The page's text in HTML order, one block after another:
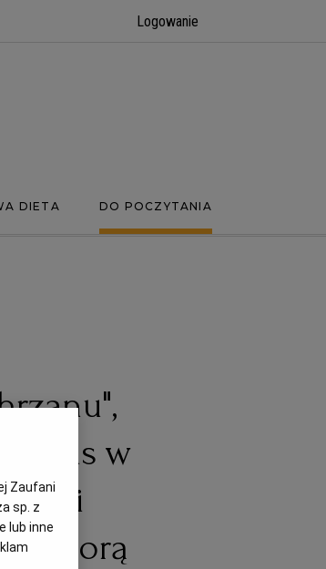
Logowanie
DIETA DO POCZYTANIA
i "mus w
biorą
Zaufani
sp. z
lub inne